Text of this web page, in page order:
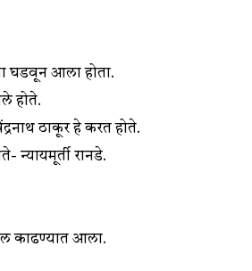
घडवून आला होता.
होते.
ठाकूर हे करत होते.
न्यायमूर्ती रानडे.
काढण्यात आला.